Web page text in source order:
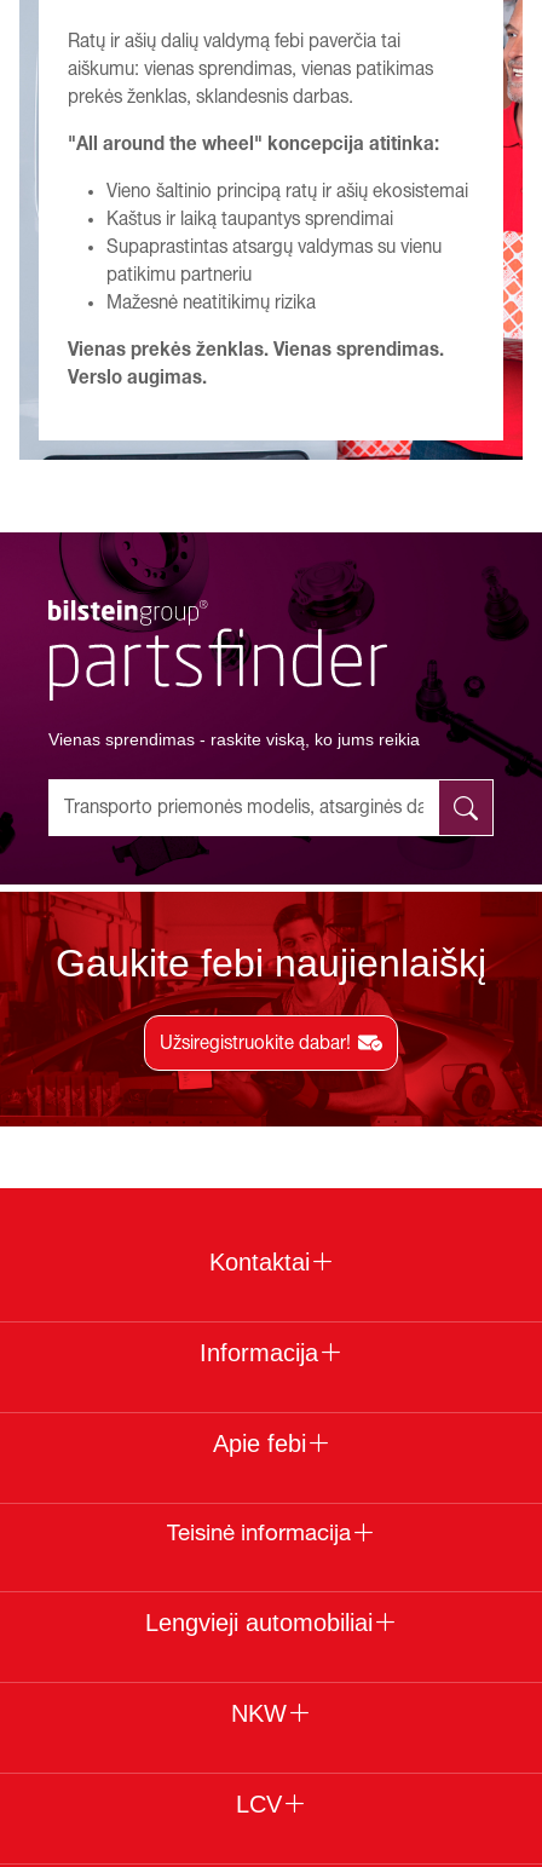
Ratų ir ašių dalių valdymą febi paverčia tai
aiškumu: vienas sprendimas, vienas patikimas
prekės ženklas, sklandesnis darbas.
"All around the wheel" koncepcija atitinka:
Vieno šaltinio principą ratų ir ašių ekosistemai
Kaštus ir laiką taupantys sprendimai
Supaprastintas atsargų valdymas su vienu
patikimu partneriu
Mažesnė neatitikimų rizika
Vienas prekės ženklas. Vienas sprendimas.
Verslo augimas.
Vienas sprendimas - raskite viską, ko jums reikia
Gaukite febi naujienlaiškį
Užsiregistruokite dabar!
Kontaktai
Informacija
Apie febi
Teisinė informacija
Lengvieji automobiliai
NKW
LCV